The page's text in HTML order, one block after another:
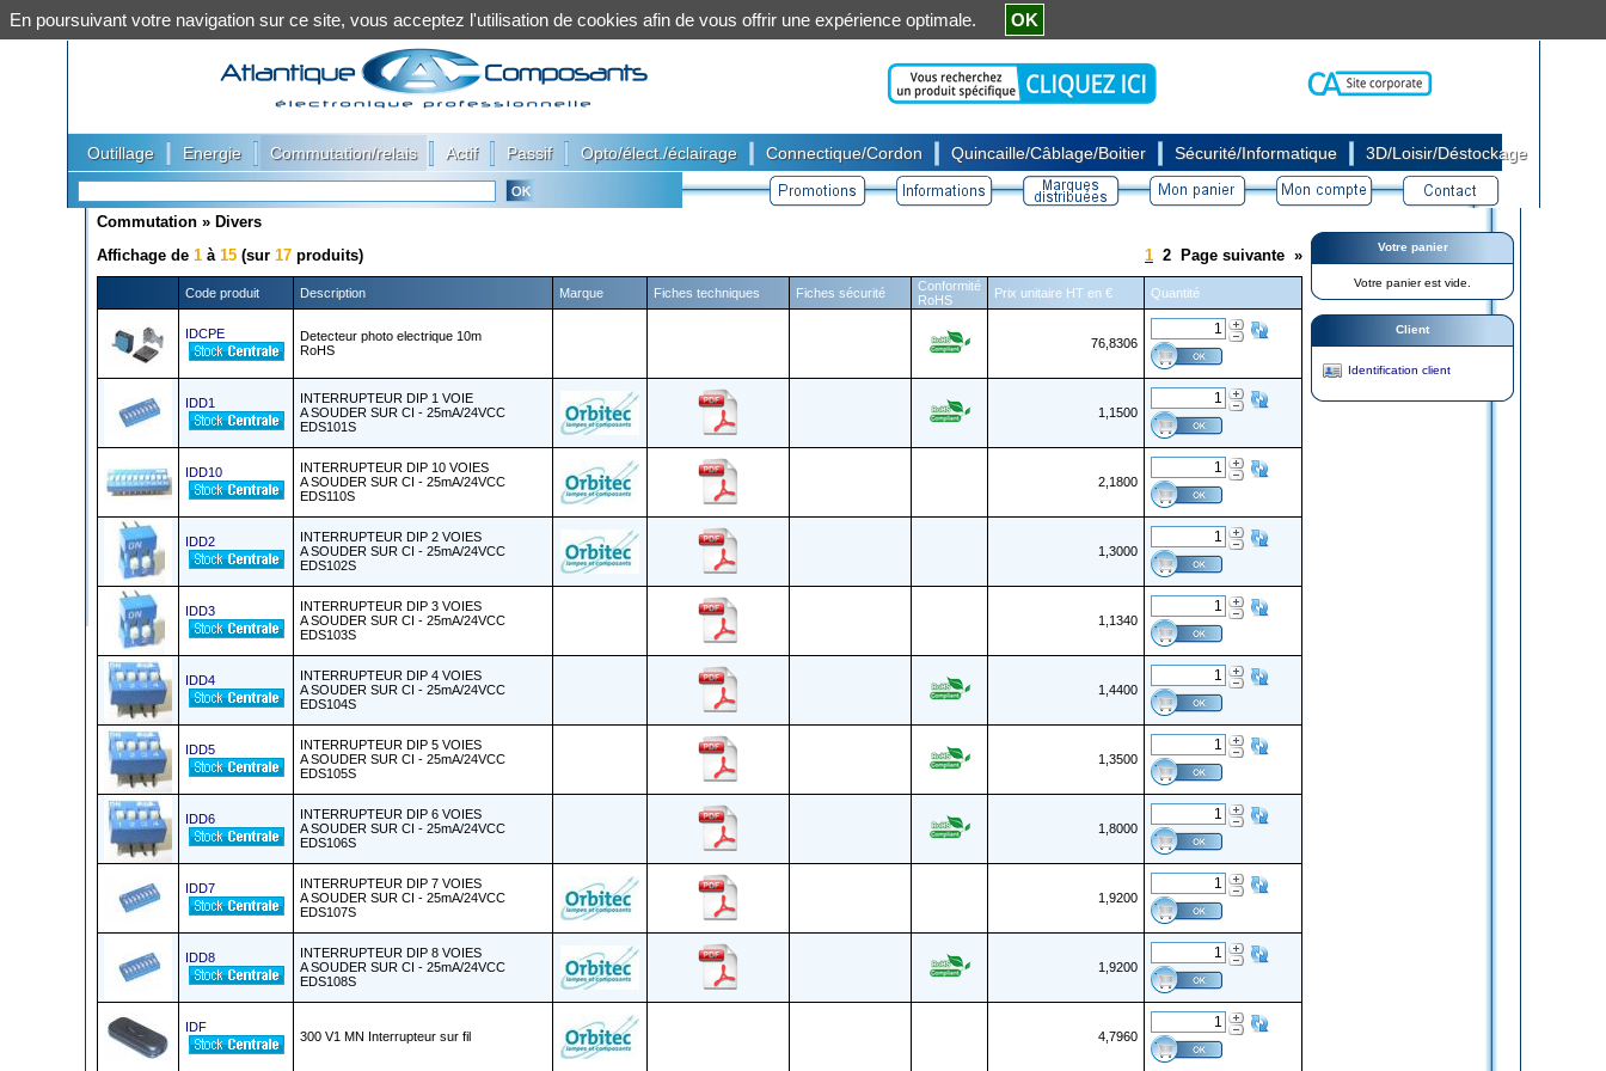
Outillage Energie Commutation/relais Actif Passif Opto/élect./éclairage Connectique/Cordon Quincaille/Câblage/Boitier Sécurité/Informatique 3D/Loisir/Déstockage
Commutation » Divers
Affichage de 1 à 15 (sur 17 produits) 1 2 Page suivante »
Code produit Description Marque Fiches techniques Fiches sécurité
Conformité
RoHS
Prix unitaire HT en € Quantité
IDCPE
Detecteur photo electrique 10m
RoHS
76,8306
IDD1
INTERRUPTEUR DIP 1 VOIE
A SOUDER SUR CI - 25mA/24VCC
EDS101S
1,1500
IDD10
INTERRUPTEUR DIP 10 VOIES
A SOUDER SUR CI - 25mA/24VCC
EDS110S
2,1800
IDD2
INTERRUPTEUR DIP 2 VOIES
A SOUDER SUR CI - 25mA/24VCC
EDS102S
1,3000
IDD3
INTERRUPTEUR DIP 3 VOIES
A SOUDER SUR CI - 25mA/24VCC
EDS103S
1,1340
IDD4
INTERRUPTEUR DIP 4 VOIES
A SOUDER SUR CI - 25mA/24VCC
EDS104S
1,4400
IDD5
INTERRUPTEUR DIP 5 VOIES
A SOUDER SUR CI - 25mA/24VCC
EDS105S
1,3500
IDD6
INTERRUPTEUR DIP 6 VOIES
A SOUDER SUR CI - 25mA/24VCC
EDS106S
1,8000
IDD7
INTERRUPTEUR DIP 7 VOIES
A SOUDER SUR CI - 25mA/24VCC
EDS107S
1,9200
IDD8
INTERRUPTEUR DIP 8 VOIES
A SOUDER SUR CI - 25mA/24VCC
EDS108S
1,9200
IDF
300 V1 MN Interrupteur sur fil 4,7960
Votre panier
Votre panier est vide.
Client
Identification client
En poursuivant votre navigation sur ce site, vous acceptez l'utilisation de cookies afin de vous offrir une expérience optimale. OK